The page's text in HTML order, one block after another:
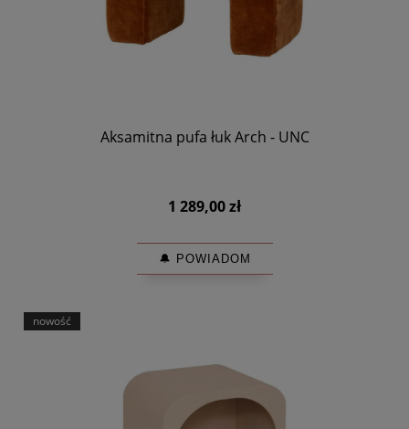
Aksamitna pufa łuk Arch - UNC
1 289,00 zł
🔔 POWIADOM
nowość